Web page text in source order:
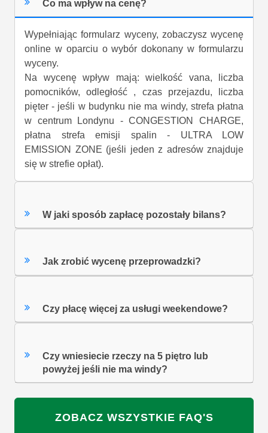
Co ma wpływ na cenę?
Wypełniając formularz wyceny, zobaczysz wycenę
online w oparciu o wybór dokonany w formularzu
wyceny.
Na wycenę wpływ mają: wielkość vana, liczba
pomocników, odległość , czas przejazdu, liczba
pięter - jeśli w budynku nie ma windy, strefa płatna
w centrum Londynu - CONGESTION CHARGE,
płatna strefa emisji spalin - ULTRA LOW
EMISSION ZONE (jeśli jeden z adresów znajduje
się w strefie opłat).
W jaki sposób zapłacę pozostały bilans?
Jak zrobić wycenę przeprowadzki?
Czy płacę więcej za usługi weekendowe?
Czy wniesiecie rzeczy na 5 piętro lub
powyżej jeśli nie ma windy?
ZOBACZ WSZYSTKIE FAQ'S